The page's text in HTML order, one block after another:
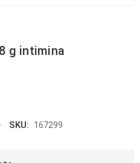
g intimina
SKU: 167299